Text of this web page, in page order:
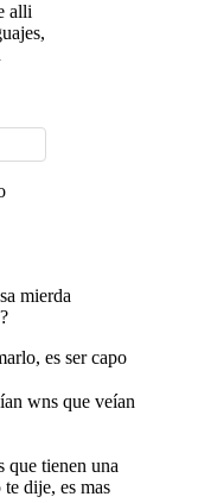
alli
mierda
es ser capo
wns que veían
que tienen una
dije, es mas